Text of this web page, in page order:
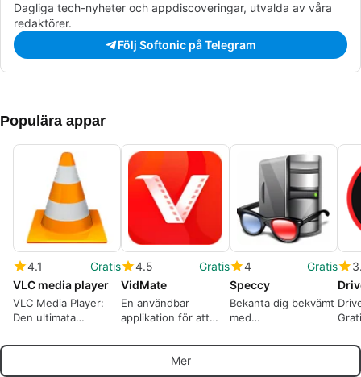
Dagliga tech-nyheter och appdiscoveringar, utvalda av våra
redaktörer.
Följ Softonic på Telegram
Populära appar
4.1
Gratis
VLC media player
VLC Media Player:
Den ultimata
format
4.5
Gratis
VidMate
En användbar
applikation för att
4
Gratis
Speccy
Bekanta dig bekvämt
med
komponenterna i din
Mer